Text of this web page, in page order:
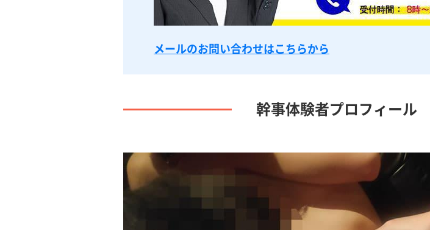
メールのお問い合わせはこちらから
幹事体験者プロフィール